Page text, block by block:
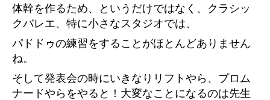
体幹を作るため、というだけではなく、クラシッ
クバレエ、特に小さなスタジオでは、
パドドゥの練習をすることがほとんどありません
ね。
そして発表会の時にいきなりリフトやら、プロム
ナードやらをやると！大変なことになるのは先生